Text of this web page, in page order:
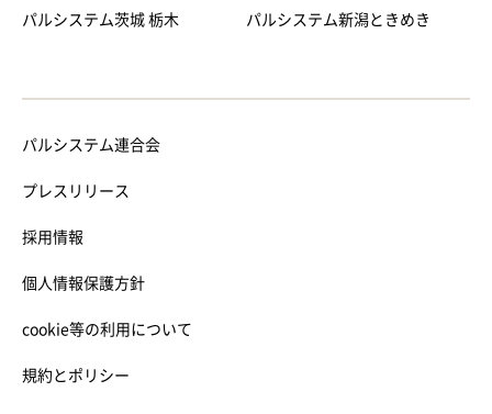
パルシステム茨城 栃木 パルシステム新潟ときめき
パルシステム連合会
プレスリリース
採用情報
個人情報保護方針
cookie等の利用について
規約とポリシー